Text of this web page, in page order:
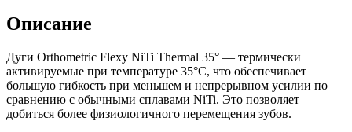
Описание
Дуги Orthometric Flexy NiTi Thermal 35° — термически
активируемые при температуре 35°C, что обеспечивает
большую гибкость при меньшем и непрерывном усилии по
сравнению с обычными сплавами NiTi. Это позволяет
добиться более физиологичного перемещения зубов.